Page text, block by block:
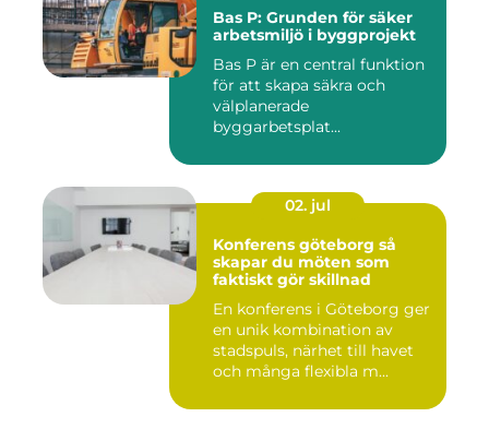
Bas P: Grunden för säker
arbetsmiljö i byggprojekt
Bas P är en central funktion
för att skapa säkra och
välplanerade
byggarbetsplat...
02. jul
Konferens göteborg så
skapar du möten som
faktiskt gör skillnad
En konferens i Göteborg ger
en unik kombination av
stadspuls, närhet till havet
och många flexibla m...